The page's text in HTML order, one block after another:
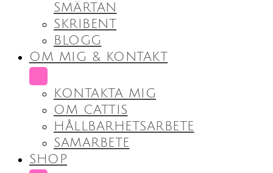
SMÄRTAN
SKRIBENT
BLOGG
OM MIG & KONTAKT
SUBMENU
KONTAKTA MIG
OM CATTIS
HÅLLBARHETSARBETE
SAMARBETE
SHOP